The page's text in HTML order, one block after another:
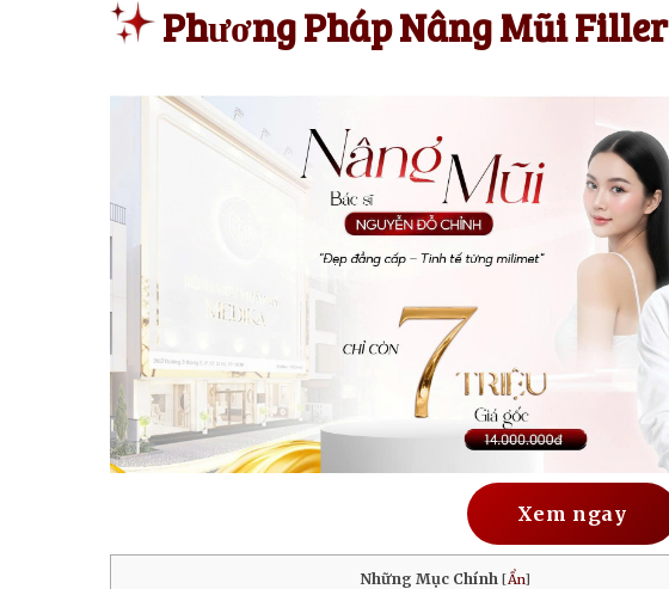
Phương Pháp Nâng Mũi Filler
Xem ngay
Những Mục Chính [Ẩn]